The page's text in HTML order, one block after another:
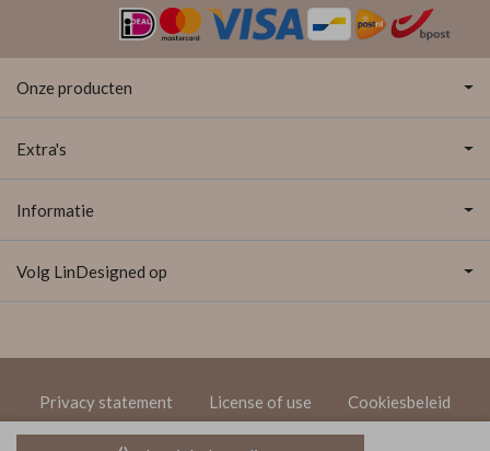
Onze producten
Extra's
Informatie
Volg LinDesigned op
Privacy statement License of use Cookiesbeleid
© 2020 LinDesigned